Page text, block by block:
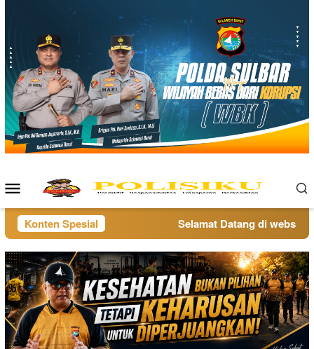
Menu
Mobile
Konten Spesial Selamat Datang di website